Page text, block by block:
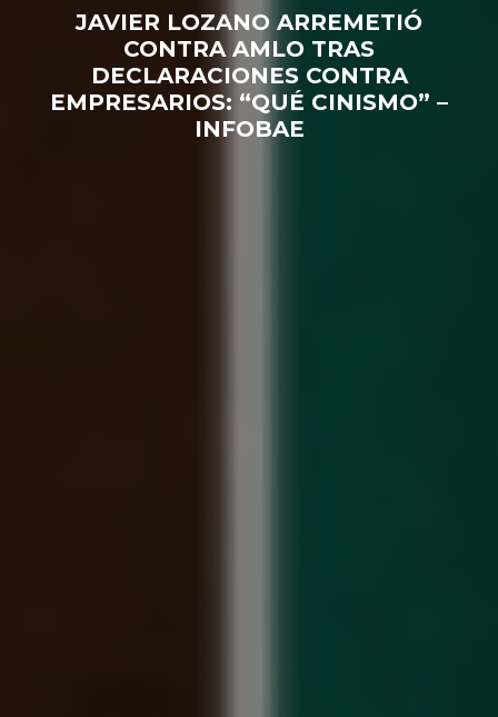
JAVIER LOZANO ARREMETIÓ
CONTRA AMLO TRAS
DECLARACIONES CONTRA
EMPRESARIOS: “QUÉ CINISMO” –
INFOBAE